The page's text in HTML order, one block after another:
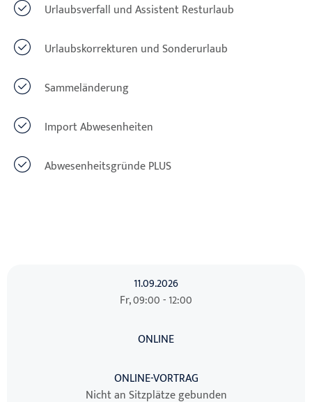
Urlaubsverfall und Assistent Resturlaub
Urlaubskorrekturen und Sonderurlaub
Sammeländerung
Import Abwesenheiten
Abwesenheitsgründe PLUS
11.09.2026
Fr, 09:00 - 12:00
ONLINE
ONLINE-VORTRAG
Nicht an Sitzplätze gebunden